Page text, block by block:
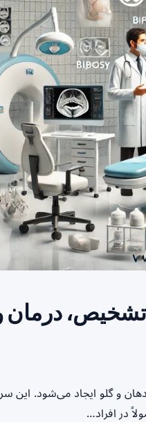
درمان
و گلو ایجاد می‌شود. این
در افراد…